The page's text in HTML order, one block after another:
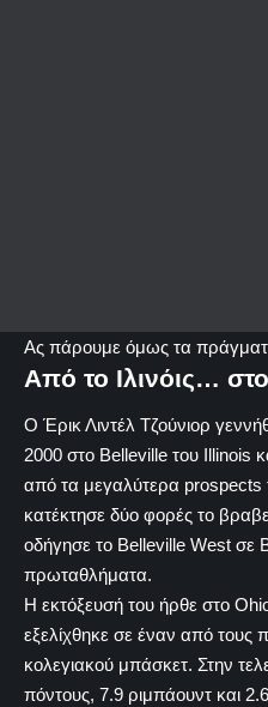
Ας πάρουμε όμως τα
Από το Ιλινόις…
Ο Έρικ Λιντέλ Τζούνιορ
2000 στο Belleville του Illinois
από τα μεγαλύτερα prospects
κατέκτησε δύο φορές το
οδήγησε το Belleville West σε
πρωταθλήματα.
Η εκτόξευσή του ήρθε στο
εξελίχθηκε σε έναν από τους
κολεγιακού μπάσκετ. Στην
πόντους, 7.9 ριμπάουντ και